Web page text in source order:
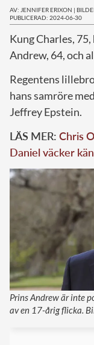
AV: JENNIFER ERIXON |
PUBLICERAD: 2024-06-30
Kung Charles,
Andrew, 64, och
Regentens
hans samröre
Jeffrey Epstein.
LÄS MER: Chris
Daniel väcker
Prins Andrew är inte
av en 17-årig flicka.